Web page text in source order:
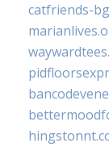
catfriends-